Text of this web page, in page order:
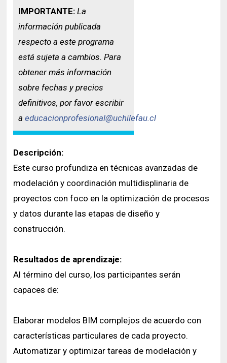
IMPORTANTE:La
información publicada
respecto a este programa
está sujeta a cambios. Para
obtener más información
sobre fechas y precios
definitivos, por favor escribir
aeducacionprofesional@uchilefau.cl
Descripción:
Este curso profundiza en técnicas avanzadas de
modelación y coordinación multidisplinaria de
proyectos con foco en la optimización de procesos
y datos durante las etapas de diseño y
construcción.
Resultados de aprendizaje:
Al término del curso, los participantes serán
capaces de:
Elaborar modelos BIM complejos de acuerdo con
características particulares de cada proyecto.
Automatizar y optimizar tareas de modelación y